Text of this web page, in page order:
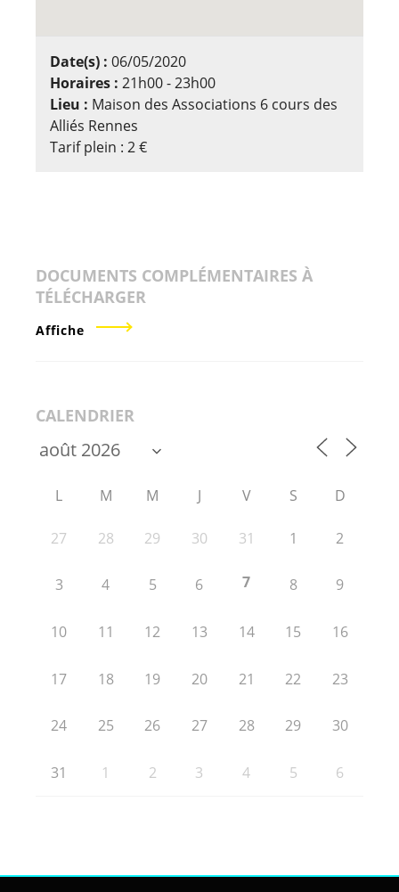
Date(s) : 06/05/2020
Horaires : 21h00 - 23h00
Lieu : Maison des Associations 6 cours des
Alliés Rennes
Tarif plein : 2 €
DOCUMENTS COMPLÉMENTAIRES À
TÉLÉCHARGER
Affiche
CALENDRIER
L M M J V S D
27 28 29 30 31 1 2
3 4 5 6 7 8 9
10 11 12 13 14 15 16
17 18 19 20 21 22 23
24 25 26 27 28 29 30
31 1 2 3 4 5 6